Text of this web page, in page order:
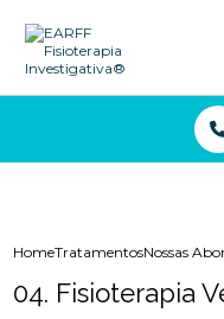
HomeTratamentosNossas
04. Fisioterapia